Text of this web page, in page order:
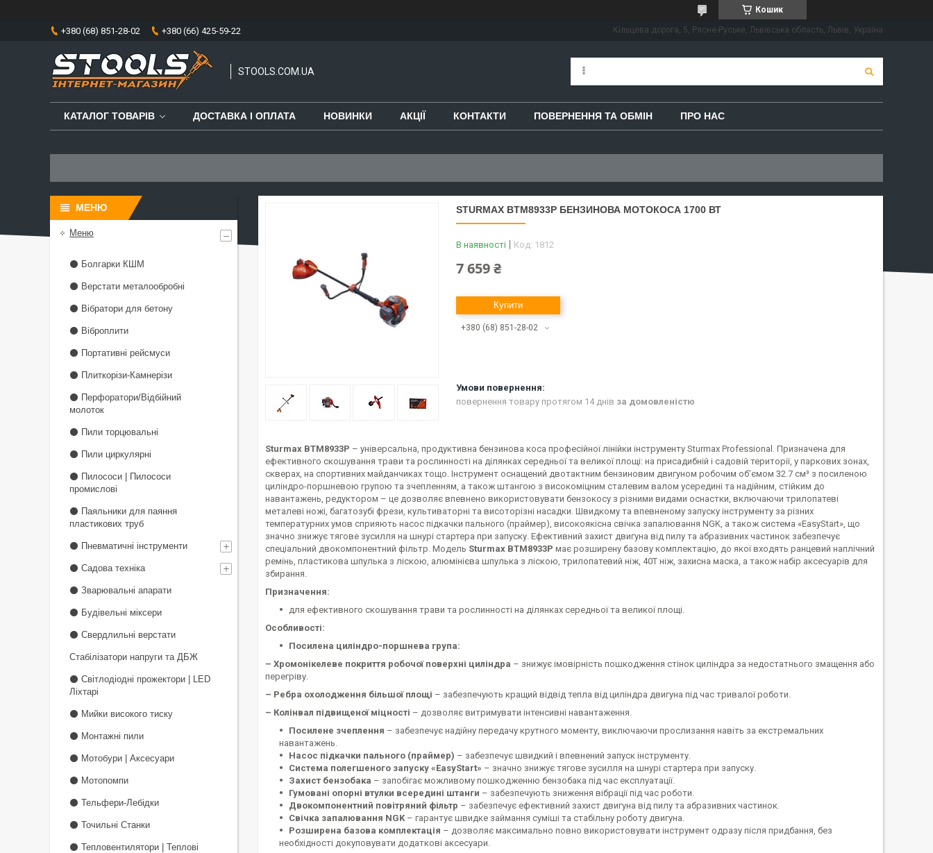
Кошик
+380 (68) 851-28-02 +380 (66) 425-59-22 Кільцева дорога, 5, Рясне-Руське, Львівська область, Львів, Україна
STOOLS.COM.UA
КАТАЛОГ ТОВАРІВ ДОСТАВКА І ОПЛАТА НОВИНКИ АКЦІЇ КОНТАКТИ ПОВЕРНЕННЯ ТА ОБМІН ПРО НАС
STURMAX BTM8933P БЕНЗИНОВА МОТОКОСА 1700 ВТ
В наявності Код: 1812
7 659 ₴
Купити
+380 (68) 851-28-02
повернення товару протягом 14 днів за домовленістю
Sturmax BTM8933P – універсальна, продуктивна бензинова коса професійної лінійки інструменту Sturmax Professional. Призначена для
ефективного скошування трави та рослинності на ділянках середньої та великої площі: на присадибній і садовій території, у паркових зонах,
скверах, на спортивних майданчиках тощо. Інструмент оснащений двотактним бензиновим двигуном робочим об’ємом 32.7 см³ з посиленою
циліндро-поршневою групою та зчепленням, а також штангою з високоміцним сталевим валом усередині та надійним, стійким до
навантажень, редуктором – це дозволяє впевнено використовувати бензокосу з різними видами оснастки, включаючи трилопатеві
металеві ножі, багатозубі фрези, культиваторні та висоторізні насадки. Швидкому та впевненому запуску інструменту за різних
температурних умов сприяють насос підкачки пального (праймер), високоякісна свічка запалювання NGK, а також система «EasyStart», що
значно знижує тягове зусилля на шнурі стартера при запуску. Ефективний захист двигуна від пилу та абразивних частинок забезпечує
спеціальний двокомпонентний фільтр. Модель Sturmax BTM8933P має розширену базову комплектацію, до якої входять ранцевий наплічний
ремінь, пластикова шпулька з лiскою, алюмінієва шпулька з лiскою, трилопатевий ніж, 40Т ніж, захисна маска, а також набір аксесуарів для
збирання.
Призначення:
для ефективного скошування трави та рослинності на ділянках середньої та великої площі.
Особливості:
Посилена циліндро-поршнева група:
– Хромонікелеве покриття робочої поверхні циліндра – знижує імовірність пошкодження стінок циліндра за недостатнього змащення або
перегріву.
– Ребра охолодження більшої площі – забезпечують кращий відвід тепла від циліндра двигуна під час тривалої роботи.
– Колінвал підвищеної міцності – дозволяє витримувати інтенсивні навантаження.
Посилене зчеплення – забезпечує надійну передачу крутного моменту, виключаючи прослизання навіть за екстремальних
навантажень.
Насос підкачки пального (праймер) – забезпечує швидкий і впевнений запуск інструменту.
Система полегшеного запуску «EasyStart» – значно знижує тягове зусилля на шнурі стартера при запуску.
Захист бензобака – запобігає можливому пошкодженню бензобака під час експлуатації.
Гумовані опорні втулки всередині штанги – забезпечують зниження вібрації під час роботи.
Двокомпонентний повітряний фільтр – забезпечує ефективний захист двигуна від пилу та абразивних частинок.
Свічка запалювання NGK– гарантує швидке займання суміші та стабільну роботу двигуна.
Розширена базова комплектація – дозволяє максимально повно використовувати інструмент одразу після придбання, без
необхідності докуповувати додаткові аксесуари.
Меню
⚫ Болгарки КШМ
⚫ Верстати металообробні
⚫ Вібратори для бетону
⚫ Віброплити
⚫ Портативні рейсмуси
⚫ Плиткорізи-Камнерізи
⚫ Перфоратори/Відбійний
молоток
⚫ Пили торцювальні
⚫ Пили циркулярні
⚫ Пилососи | Пилососи
промислові
⚫ Паяльники для паяння
пластикових труб
⚫ Пневматичні інструменти
⚫ Садова техніка
⚫ Зварювальні апарати
⚫ Будівельні міксери
⚫ Свердлильні верстати
Стабілізатори напруги та ДБЖ
⚫ Світлодіодні прожектори | LED
Ліхтарі
⚫ Мийки високого тиску
⚫ Монтажні пили
⚫ Мотобури | Аксесуари
⚫ Мотопомпи
⚫ Тельфери-Лебідки
⚫ Точильні Станки
⚫ Тепловентилятори | Теплові